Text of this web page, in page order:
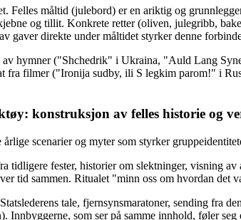
Felles måltid (julebord) er en ariktig og
og tillit. Konkrete retter (oliven, julegribb,
gaver direkte under måltidet styrker denne
hymner ("Shchedrik" i Ukraina, "Auld Lang
fra filmer ("Ironija sudby, ili S legkim parom!" i
konstruksjon av felles historie og
årlige scenarier og myter som styrker
tidligere fester, historier om slektninger, visning
tid sammen. Ritualet "minn oss om hvordan det
tale, fjernsynsmaratoner, sending fra
Innbyggerne, som ser på samme innhold, føler